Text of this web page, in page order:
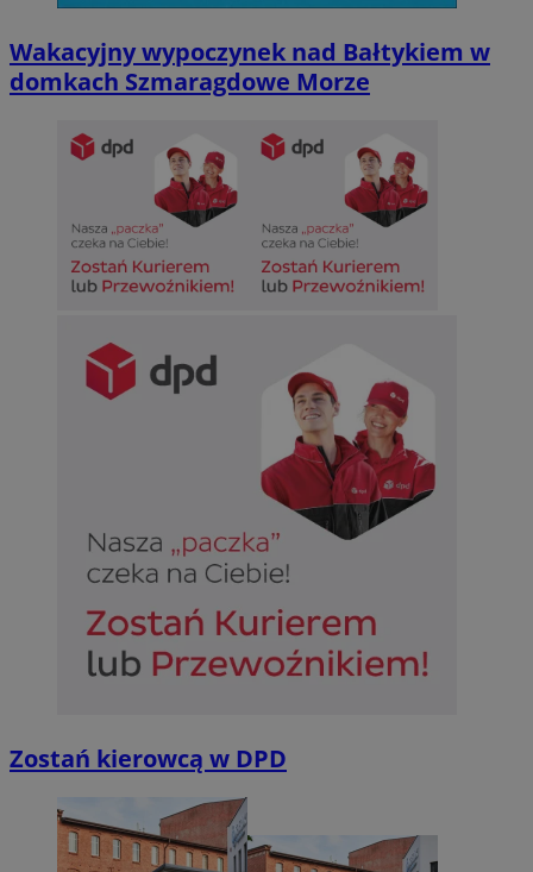
Wakacyjny wypoczynek nad Bałtykiem w
domkach Szmaragdowe Morze
Zostań kierowcą w DPD